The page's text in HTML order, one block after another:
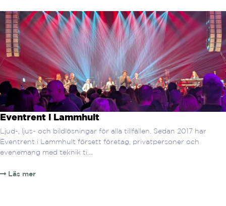
Eventrent i Lammhult
Ljud-, ljus- och bildlösningar för alla tillfällen. Sedan 2017 har
Eventrent i Lammhult försett företag, privatpersoner och
evenemang med teknik ti...
Läs mer